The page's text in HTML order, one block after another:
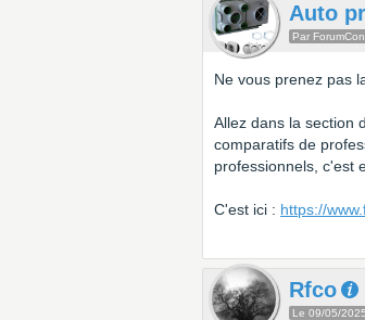
Auto
Par
Ne vous prenez pas
Allez dans la section
comparatifs de
professionnels, c'est
C'est ici : https://
Rfco
Le 09/05/